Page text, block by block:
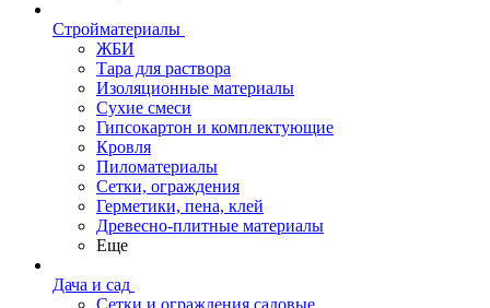
Стройматериалы
ЖБИ
Тара для раствора
Изоляционные материалы
Сухие смеси
Гипсокартон и комплектующие
Кровля
Пиломатериалы
Сетки, ограждения
Герметики, пена, клей
Древесно-плитные материалы
Еще
Дача и сад
Сетки и ограждения садовые